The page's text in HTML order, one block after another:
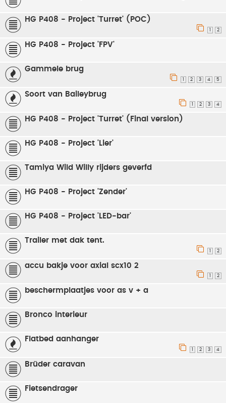
HG P408 - Project 'Turret' (POC)
2
HG P408 - Project 'FPV'
Gammele brug
1 2 3 4 5
Soort van Baileybrug
2 3 4
HG P408 - Project 'Turret' (Final version)
HG P408 - Project 'Lier'
Tamiya Wild Willy rijders geverfd
HG P408 - Project 'Zender'
HG P408 - Project 'LED-bar'
Trailer met dak tent.
1 2
accu bakje voor axial scx10 2
2
beschermplaatjes voor as v + a
Bronco interieur
Flatbed aanhanger
2 3 4
Brüder caravan
Fietsendrager